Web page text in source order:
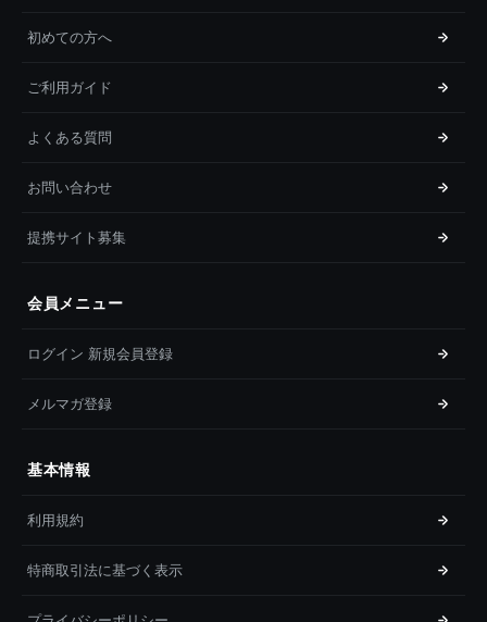
初めての方へ
ご利用ガイド
よくある質問
お問い合わせ
提携サイト募集
会員メニュー
ログイン 新規会員登録
メルマガ登録
基本情報
利用規約
特商取引法に基づく表示